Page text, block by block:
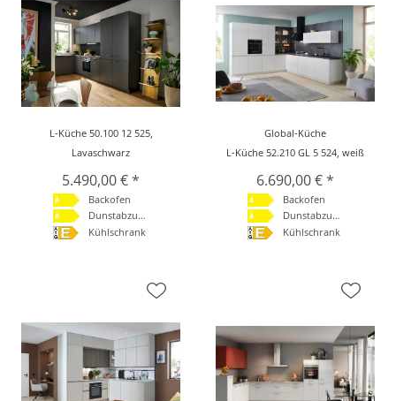
L-Küche 50.100 12 525,
Lavaschwarz
5.490,00 € *
Backofen
Dunstabzugshaube
Kühlschrank
Global-Küche
L-Küche 52.210 GL 5 524, weiß
6.690,00 € *
Backofen
Dunstabzugshaube
Kühlschrank